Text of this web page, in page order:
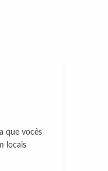
que vocês
locais